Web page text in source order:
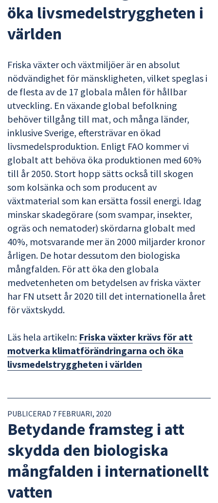
öka livsmedelstryggheten i
världen
Friska växter och växtmiljöer är en absolut
nödvändighet för mänskligheten, vilket speglas i
de flesta av de 17 globala målen för hållbar
utveckling. En växande global befolkning
behöver tillgång till mat, och många länder,
inklusive Sverige, eftersträvar en ökad
livsmedelsproduktion. Enligt FAO kommer vi
globalt att behöva öka produktionen med 60%
till år 2050. Stort hopp sätts också till skogen
som kolsänka och som producent av
växtmaterial som kan ersätta fossil energi. Idag
minskar skadegörare (som svampar, insekter,
ogräs och nematoder) skördarna globalt med
40%, motsvarande mer än 2000 miljarder kronor
årligen. De hotar dessutom den biologiska
mångfalden. För att öka den globala
medvetenheten om betydelsen av friska växter
har FN utsett år 2020 till det internationella året
för växtskydd.
Läs hela artikeln: Friska växter krävs för att
motverka klimatförändringarna och öka
livsmedelstryggheten i världen
PUBLICERAD 7 FEBRUARI, 2020
Betydande framsteg i att
skydda den biologiska
mångfalden i internationellt
vatten